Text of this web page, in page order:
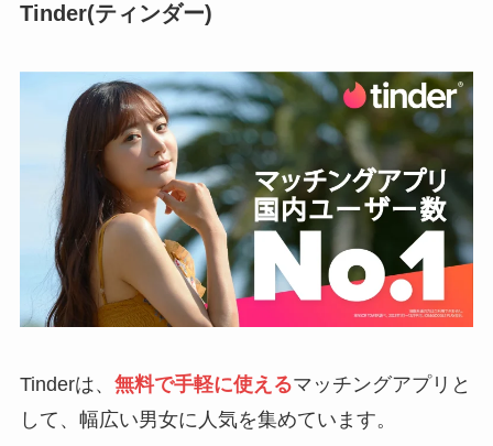
Tinder(ティンダー)
Tinderは、 無料で手軽に使えるマッチングアプリと
して、幅広い男女に人気を集めています。